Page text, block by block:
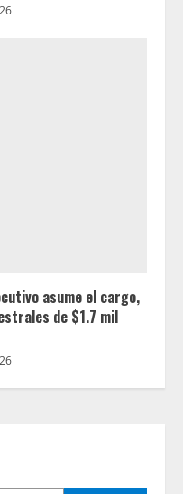
asume el cargo,
de $1.7 mil